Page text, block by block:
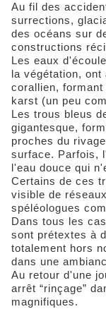
Au fil des
surrections,
des océans sur
constructions
Les eaux
la végétation,
corallien, formant
karst (un peu
Les trous bleus
gigantesque,
proches du
surface. Parfois,
l'eau douce qui
Certains de ces
visible de
spéléologues
Dans tous les
sont prétextes à
totalement hors
dans une
Au retour d'une
arrêt “rinçage”
magnifiques.